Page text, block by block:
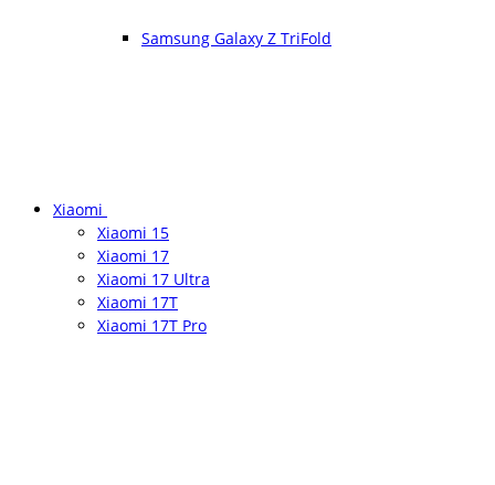
Samsung Galaxy Z TriFold
Xiaomi
Xiaomi 15
Xiaomi 17
Xiaomi 17 Ultra
Xiaomi 17T
Xiaomi 17T Pro